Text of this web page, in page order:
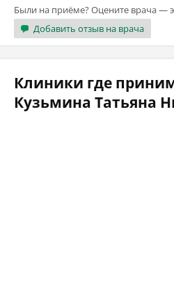
Были на приёме? Оцените врача —
Добавить отзыв на врача
Клиники где
Кузьмина Татьяна